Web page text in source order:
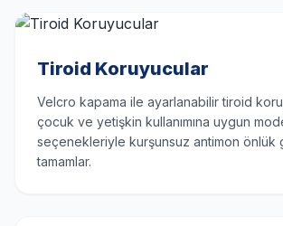
Tiroid Koruyucular
Velcro kapama ile ayarlanabilir tiroid
çocuk ve yetişkin kullanımına uygun
seçenekleriyle kurşunsuz antimon önlük
tamamlar.